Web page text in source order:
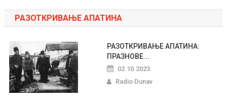
РАЗОТКРИВАЊЕ АПАТИНА
РАЗОТКРИВАЊЕ АПАТИНА:
ПРАЗНОВЕ...
02.10.2023.
Radio Dunav